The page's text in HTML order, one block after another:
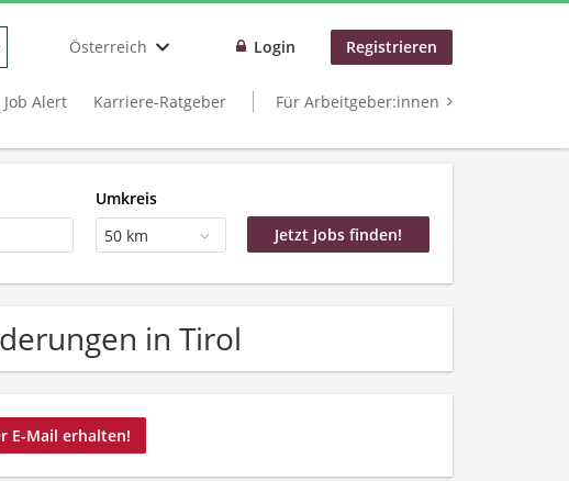
Österreich Login Registrieren
Job Alert Karriere-Ratgeber Für Arbeitgeber:innen
Umkreis
50 km
in Tirol
E-Mail erhalten!